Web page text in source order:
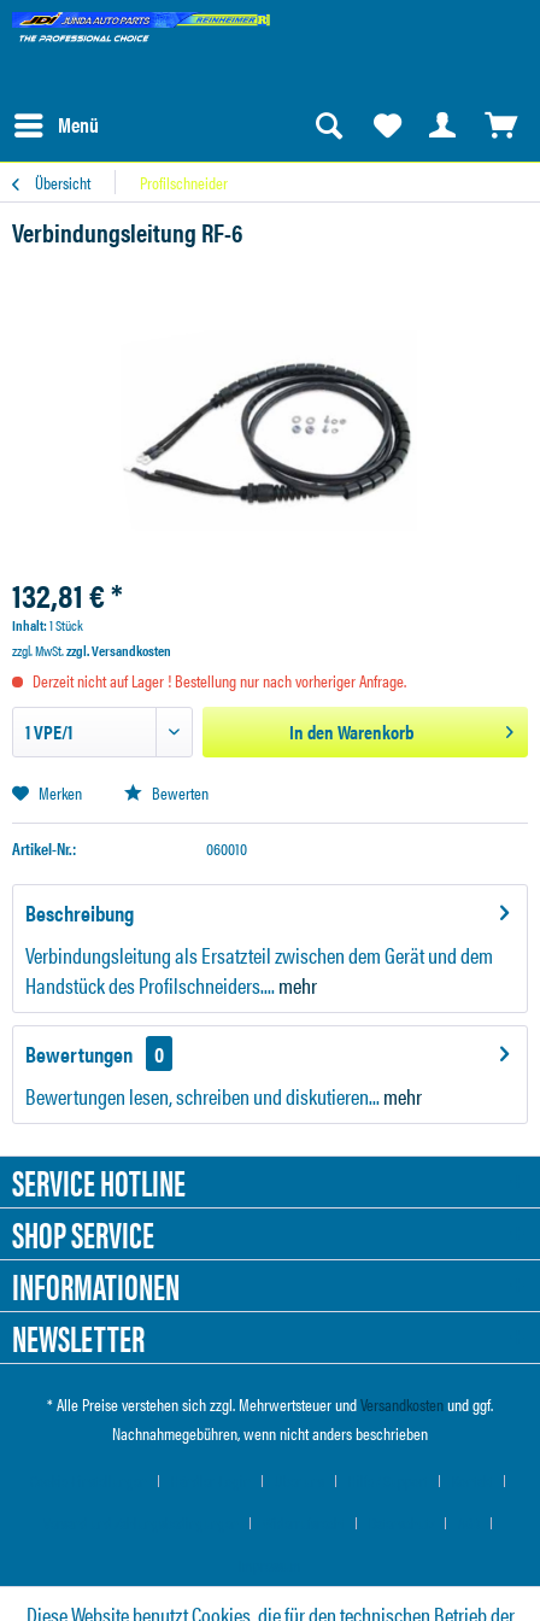
Menü
Übersicht Profilschneider
Verbindungsleitung RF-6
132,81 € *
Inhalt:1 Stück
zzgl. MwSt.zzgl. Versandkosten
Derzeit nicht auf Lager ! Bestellung nur nach vorheriger Anfrage.
In denWarenkorb
Merken Bewerten
Artikel-Nr.: 060010
Beschreibung
Verbindungsleitung als Ersatzteil zwischen dem Gerät und dem
Handstück des Profilschneiders....mehr
Bewertungen
0
Bewertungen lesen, schreiben und diskutieren...mehr
SERVICE HOTLINE
SHOP SERVICE
INFORMATIONEN
NEWSLETTER
* Alle Preise verstehen sich zzgl. Mehrwertsteuer undVersandkostenund ggf.
Nachnahmegebühren, wenn nicht anders beschrieben
Diese Website benutzt Cookies, die für den technischen Betrieb der